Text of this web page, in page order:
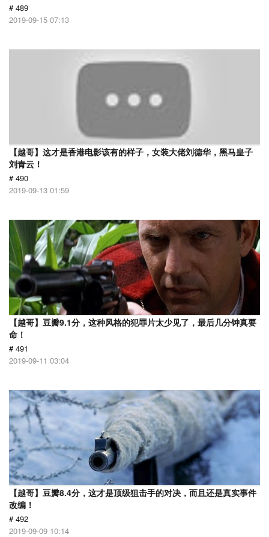
# 489
2019-09-15 07:13
【越哥】这才是香港电影该有的样子，女装大佬刘德华，黑马皇子
刘青云！
# 490
2019-09-13 01:59
【越哥】豆瓣9.1分，这种风格的犯罪片太少见了，最后几分钟真要
命！
# 491
2019-09-11 03:04
【越哥】豆瓣8.4分，这才是顶级狙击手的对决，而且还是真实事件
改编！
# 492
2019-09-09 10:14